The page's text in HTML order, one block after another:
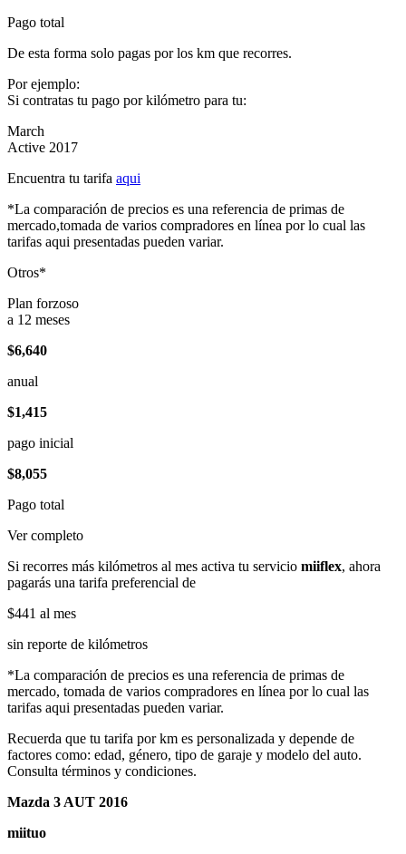
Pago total
De esta forma solo pagas por los km que recorres.
Por ejemplo:
Si contratas tu pago por kilómetro para tu:
March
Active 2017
Encuentra tu tarifa aqui
*La comparación de precios es una referencia de primas de
mercado,tomada de varios compradores en línea por lo cual las
tarifas aqui presentadas pueden variar.
Otros*
Plan forzoso
a 12 meses
$6,640
anual
$1,415
pago inicial
$8,055
Pago total
Ver completo
Si recorres más kilómetros al mes activa tu servicio miiflex, ahora
pagarás una tarifa preferencial de
$441 al mes
sin reporte de kilómetros
*La comparación de precios es una referencia de primas de
mercado, tomada de varios compradores en línea por lo cual las
tarifas aqui presentadas pueden variar.
Recuerda que tu tarifa por km es personalizada y depende de
factores como: edad, género, tipo de garaje y modelo del auto.
Consulta términos y condiciones.
Mazda 3 AUT 2016
miituo